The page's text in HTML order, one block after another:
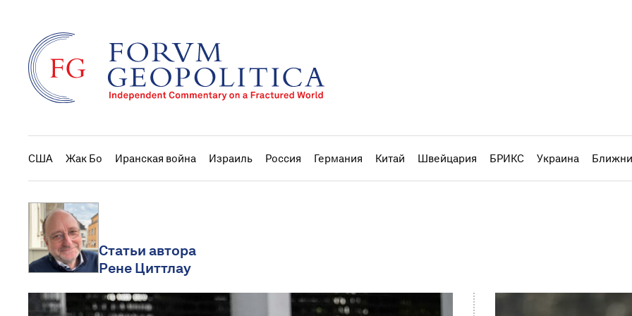
США Жак Бо Иранская война Израиль Россия Германия Китай Швейцария БРИКС Украина
Статьи автора
Рене Циттлау